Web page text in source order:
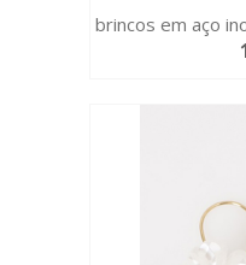
brincos em aço